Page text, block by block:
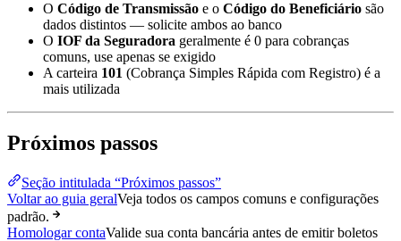
O Código de Transmissão e o Código do Beneficiário são
dados distintos — solicite ambos ao banco
O IOF da Seguradora geralmente é 0 para cobranças
comuns, use apenas se exigido
A carteira 101 (Cobrança Simples Rápida com Registro) é a
mais utilizada
Próximos passos
Seção intitulada “Próximos passos”
Voltar ao guia geralVeja todos os campos comuns e configurações
padrão.
Homologar contaValide sua conta bancária antes de emitir boletos